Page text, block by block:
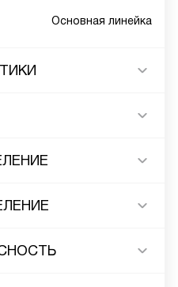
Основная линейка